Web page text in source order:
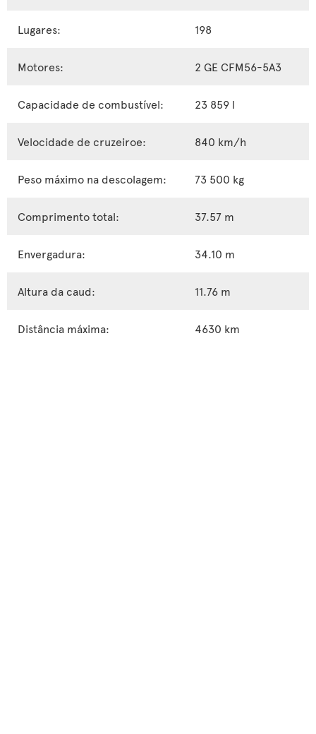
Lugares: 198
Motores: 2 GE CFM56-5A3
Capacidade de combustível: 23 859 l
Velocidade de cruzeiroe: 840 km/h
Peso máximo na descolagem: 73 500 kg
Comprimento total: 37.57 m
Envergadura: 34.10 m
Altura da caud: 11.76 m
Distância máxima: 4630 km